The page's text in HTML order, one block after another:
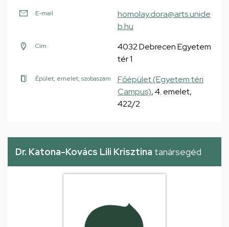
E-mail
homolay.dora@arts.unide
b.hu
Cím
4032 Debrecen Egyetem
tér 1
Épület, emelet, szobaszám
Főépület (Egyetem téri
Campus), 4. emelet,
422/2
Dr. Katona-Kovács Lili Krisztina tanársegéd